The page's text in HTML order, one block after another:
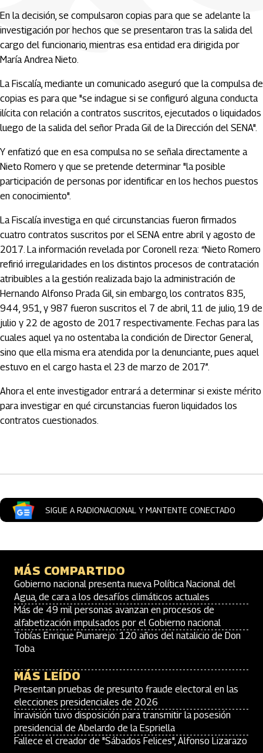
En la decisión, se compulsaron copias para que se adelante la
investigación por hechos que se presentaron tras la salida del
cargo del funcionario, mientras esa entidad era dirigida por
María Andrea Nieto.
La Fiscalía, mediante un comunicado aseguró que la compulsa de
copias es para que "se indague si se configuró alguna conducta
ilícita con relación a contratos suscritos, ejecutados o liquidados
luego de la salida del señor Prada Gil de la Dirección del SENA".
Y enfatizó que en esa compulsa no se señala directamente a
Nieto Romero y que se pretende determinar "la posible
participación de personas por identificar en los hechos puestos
en conocimiento".
La Fiscalía investiga en qué circunstancias fueron firmados
cuatro contratos suscritos por el SENA entre abril y agosto de
2017. La información revelada por Coronell reza: “Nieto Romero
refirió irregularidades en los distintos procesos de contratación
atribuibles a la gestión realizada bajo la administración de
Hernando Alfonso Prada Gil, sin embargo, los contratos 835,
944, 951, y 987 fueron suscritos el 7 de abril, 11 de julio, 19 de
julio y 22 de agosto de 2017 respectivamente. Fechas para las
cuales aquel ya no ostentaba la condición de Director General,
sino que ella misma era atendida por la denunciante, pues aquel
estuvo en el cargo hasta el 23 de marzo de 2017”.
Ahora el ente investigador entrará a determinar si existe mérito
para investigar en qué circunstancias fueron liquidados los
contratos cuestionados.
SIGUE A RADIONACIONAL Y MANTENTE CONECTADO
MÁS COMPARTIDO
Gobierno nacional presenta nueva Política Nacional del
Agua, de cara a los desafíos climáticos actuales
Más de 49 mil personas avanzan en procesos de
alfabetización impulsados por el Gobierno nacional
Tobías Enrique Pumarejo: 120 años del natalicio de Don
Toba
MÁS LEÍDO
Presentan pruebas de presunto fraude electoral en las
elecciones presidenciales de 2026
Inravisión tuvo disposición para transmitir la posesión
presidencial de Abelardo de la Espriella
Fallece el creador de "Sábados Felices", Alfonso Lizarazo